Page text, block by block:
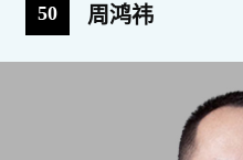
50 周鸿祎